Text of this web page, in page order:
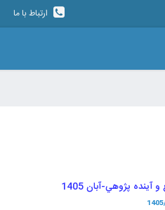
ارتباط با ما
پژوهي-آبان 1405